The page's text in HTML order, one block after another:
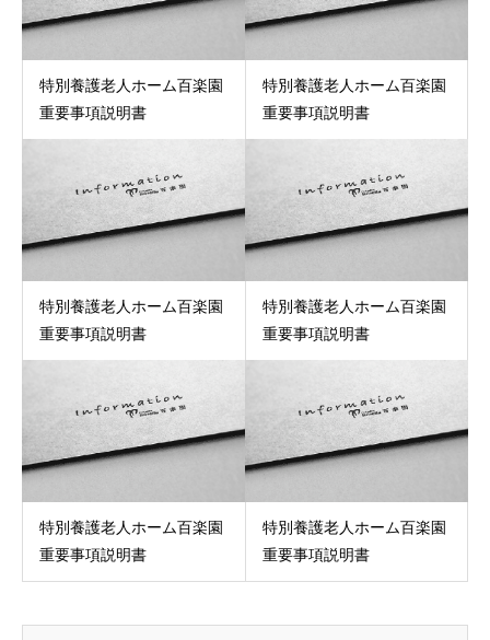
特別養護老人ホーム百楽園
重要事項説明書
特別養護老人ホーム百楽園
重要事項説明書
特別養護老人ホーム百楽園
重要事項説明書
特別養護老人ホーム百楽園
重要事項説明書
特別養護老人ホーム百楽園
重要事項説明書
特別養護老人ホーム百楽園
重要事項説明書